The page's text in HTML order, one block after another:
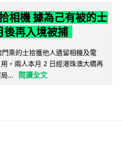
相機 據為己有被的士
後再入境被捕
乘的士拾獲他人遺留相機及電
。兩人本月 2 日經港珠澳大橋再
...
閱讀全文